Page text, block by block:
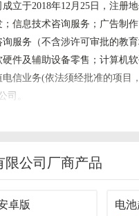
立于2018年12月25日，注册
信息技术咨询服务；广告制
服务（不含涉许可审批的教
件及辅助设备零售；计算机
信业务(依法须经批准的项
司。
限公司厂商产品
卓版 电池